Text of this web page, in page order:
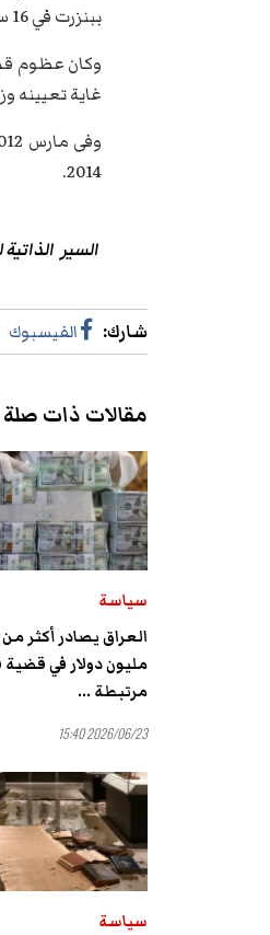
ببنزرت في 16 سبتمبر 2000.
غاية تعيينه وزيرا
2014.
السير
شارك: الفيسبوك
مقالات ذات صلة
سياسة
مليون دولار في
مرتبطة ...
2026/06/23 15:40
سياسة